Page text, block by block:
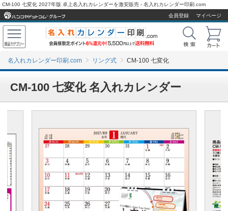
CM-100 七変化 2027年版 卓上名入れカレンダーを激安販売 - 名入れカレンダー印刷.com
会員登録
マイページ
名入れカレンダー印刷.com リング式 CM-100 七変化
CM-100 七変化 名入れカレンダー